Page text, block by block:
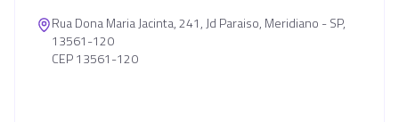
Rua Dona Maria Jacinta, 241, Jd Paraiso, Meridiano - SP,
13561-120
CEP 13561-120